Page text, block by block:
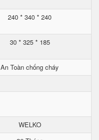
240 * 340 * 240
30 * 325 * 185
An Toàn chống cháy
WELKO